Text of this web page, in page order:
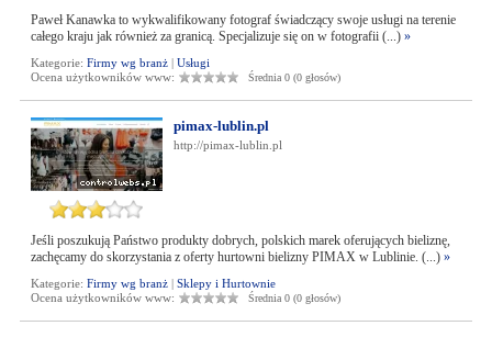
Paweł Kanawka to wykwalifikowany fotograf świadczący swoje usługi na terenie
całego kraju jak również za granicą. Specjalizuje się on w fotografii (...) »
Kategorie: Firmy wg branż| Usługi
Ocena użytkowników www:
Średnia 0 (0 głosów)
pimax-lublin.pl
http://pimax-lublin.pl
Jeśli poszukują Państwo produkty dobrych, polskich marek oferujących bieliznę,
zachęcamy do skorzystania z oferty hurtowni bielizny PIMAX w Lublinie. (...) »
Kategorie: Firmy wg branż| Sklepy i Hurtownie
Ocena użytkowników www:
Średnia 0 (0 głosów)